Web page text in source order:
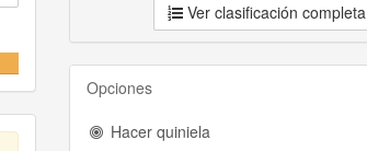
Ver clasificación completa
Opciones
Hacer quiniela